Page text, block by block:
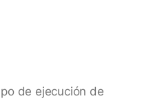
de ejecución de